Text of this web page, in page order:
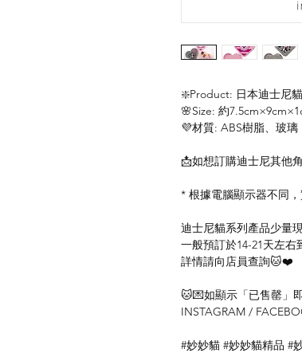
❇️Product: 日本迪士尼
🌸Size: 約
💜材質: ABS樹脂、玻璃
📩如想訂購迪士尼其他
* 根據電腦顯示器不同
迪士尼貓系列產品少量
一般預訂於14-21天左右
詳情請向店員查詢🐱❤️
🐱💌如顯示「已售罄」
INSTAGRAM /
#妙妙貓 #妙妙貓精品 #